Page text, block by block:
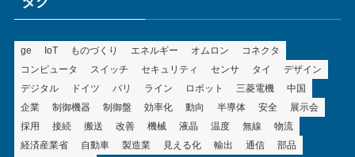
ge IoT ものづくり エネルギー オムロン
コネクタ
コンピュータ
スイッチ セキュリティ センサ タイ
デザイン
デジタル
ドイツ バリ ライン ロボット 三菱電機
中国
企業
制御機器 制御盤 効率化 動向 半導体 安全
展示会
採用
接続 搬送 改善 機械 液晶 温度 無線
物流
経済産業省
自動車 製造業 見える化 輸出 通信
部品